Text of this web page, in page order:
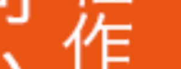
株式会社ケンコーエクスプレス様